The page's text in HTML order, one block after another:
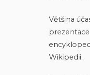
Většina
Wikipedii.